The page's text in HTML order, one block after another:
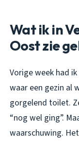
Wat ik in
Oost zie
Vorige week had
waar een gezin al
gorgelend toilet.
“nog wel ging”.
waarschuwing.